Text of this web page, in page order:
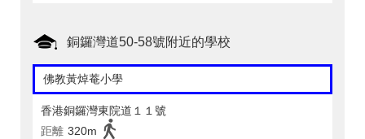
銅鑼灣道50-58號附近的學校
佛教黃焯菴小學
香港銅鑼灣東院道１１號
距離 320m